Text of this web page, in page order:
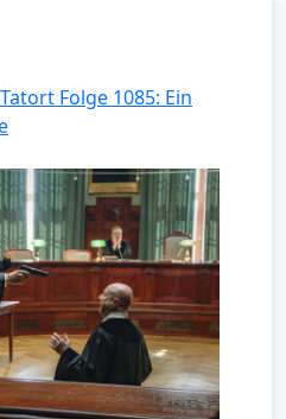
Tatort Folge 1085: Ein